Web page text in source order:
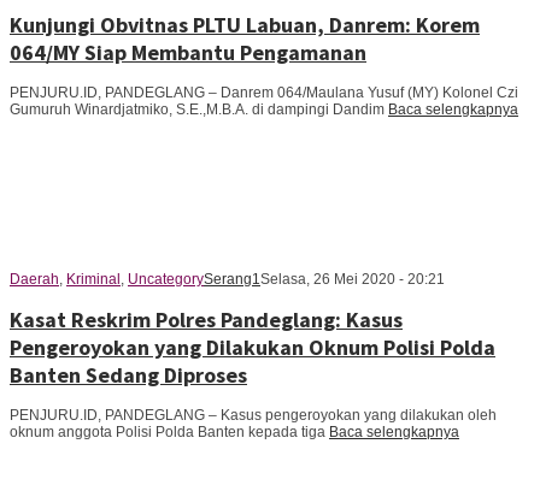
Kunjungi Obvitnas PLTU Labuan, Danrem: Korem
064/MY Siap Membantu Pengamanan
PENJURU.ID, PANDEGLANG – Danrem 064/Maulana Yusuf (MY) Kolonel Czi
Gumuruh Winardjatmiko, S.E.,M.B.A. di dampingi Dandim Baca selengkapnya
Daerah, Kriminal , UncategorySerang1Selasa, 26 Mei 2020 - 20:21
Kasat Reskrim Polres Pandeglang: Kasus
Pengeroyokan yang Dilakukan Oknum Polisi Polda
Banten Sedang Diproses
PENJURU.ID, PANDEGLANG – Kasus pengeroyokan yang dilakukan oleh
oknum anggota Polisi Polda Banten kepada tiga Baca selengkapnya